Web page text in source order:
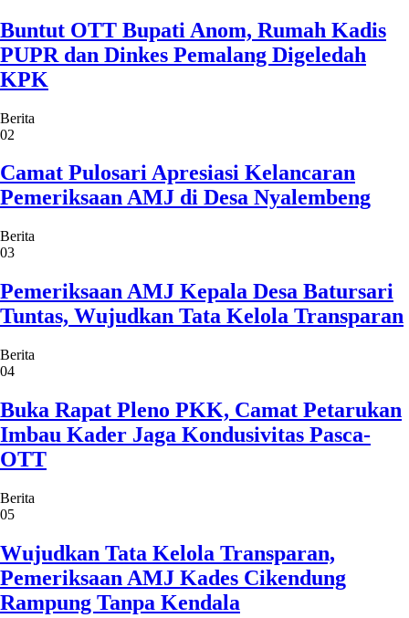
Buntut OTT Bupati Anom, Rumah Kadis
PUPR dan Dinkes Pemalang Digeledah
KPK
Berita
02
Camat Pulosari Apresiasi Kelancaran
Pemeriksaan AMJ di Desa Nyalembeng
Berita
03
Pemeriksaan AMJ Kepala Desa Batursari
Tuntas, Wujudkan Tata Kelola Transparan
Berita
04
Buka Rapat Pleno PKK, Camat Petarukan
Imbau Kader Jaga Kondusivitas Pasca-
OTT
Berita
05
Wujudkan Tata Kelola Transparan,
Pemeriksaan AMJ Kades Cikendung
Rampung Tanpa Kendala